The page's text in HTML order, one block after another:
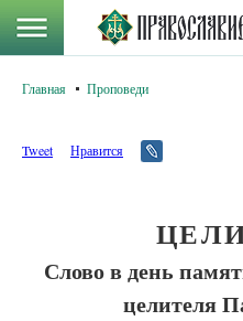
Главная Проповеди
Tweet Нравится
Слово в день
целителя